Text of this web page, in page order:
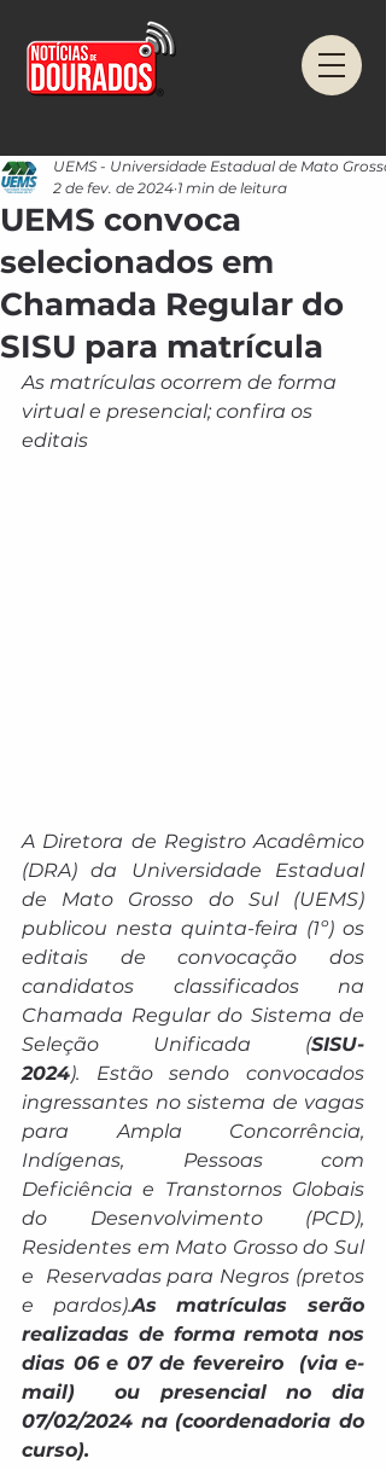
UEMS convoca
selecionados em
Chamada Regular do
SISU para matrícula
UEMS - Universidade Estadual de Mato
2 de fev. de 2024 1 min de leitura
As matrículas ocorrem de forma
virtual e presencial; confira os
editais
A Diretora de Registro Acadêmico
(DRA) da Universidade Estadual
de Mato Grosso do Sul (UEMS)
publicou nesta quinta-feira (1º) os
editais de convocação dos
candidatos classificados na
Chamada Regular do Sistema de
Seleção Unificada (SISU-
2024). Estão sendo convocados
ingressantes no sistema de vagas
para Ampla Concorrência,
Indígenas, Pessoas com
Deficiência e Transtornos Globais
do Desenvolvimento (PCD),
Residentes em Mato Grosso do Sul
e  Reservadas para Negros (pretos
e pardos).As matrículas serão
realizadas de forma remota nos
dias 06 e 07 de fevereiro  (via e-
mail)  ou presencial no dia
07/02/2024 na (coordenadoria do
curso).